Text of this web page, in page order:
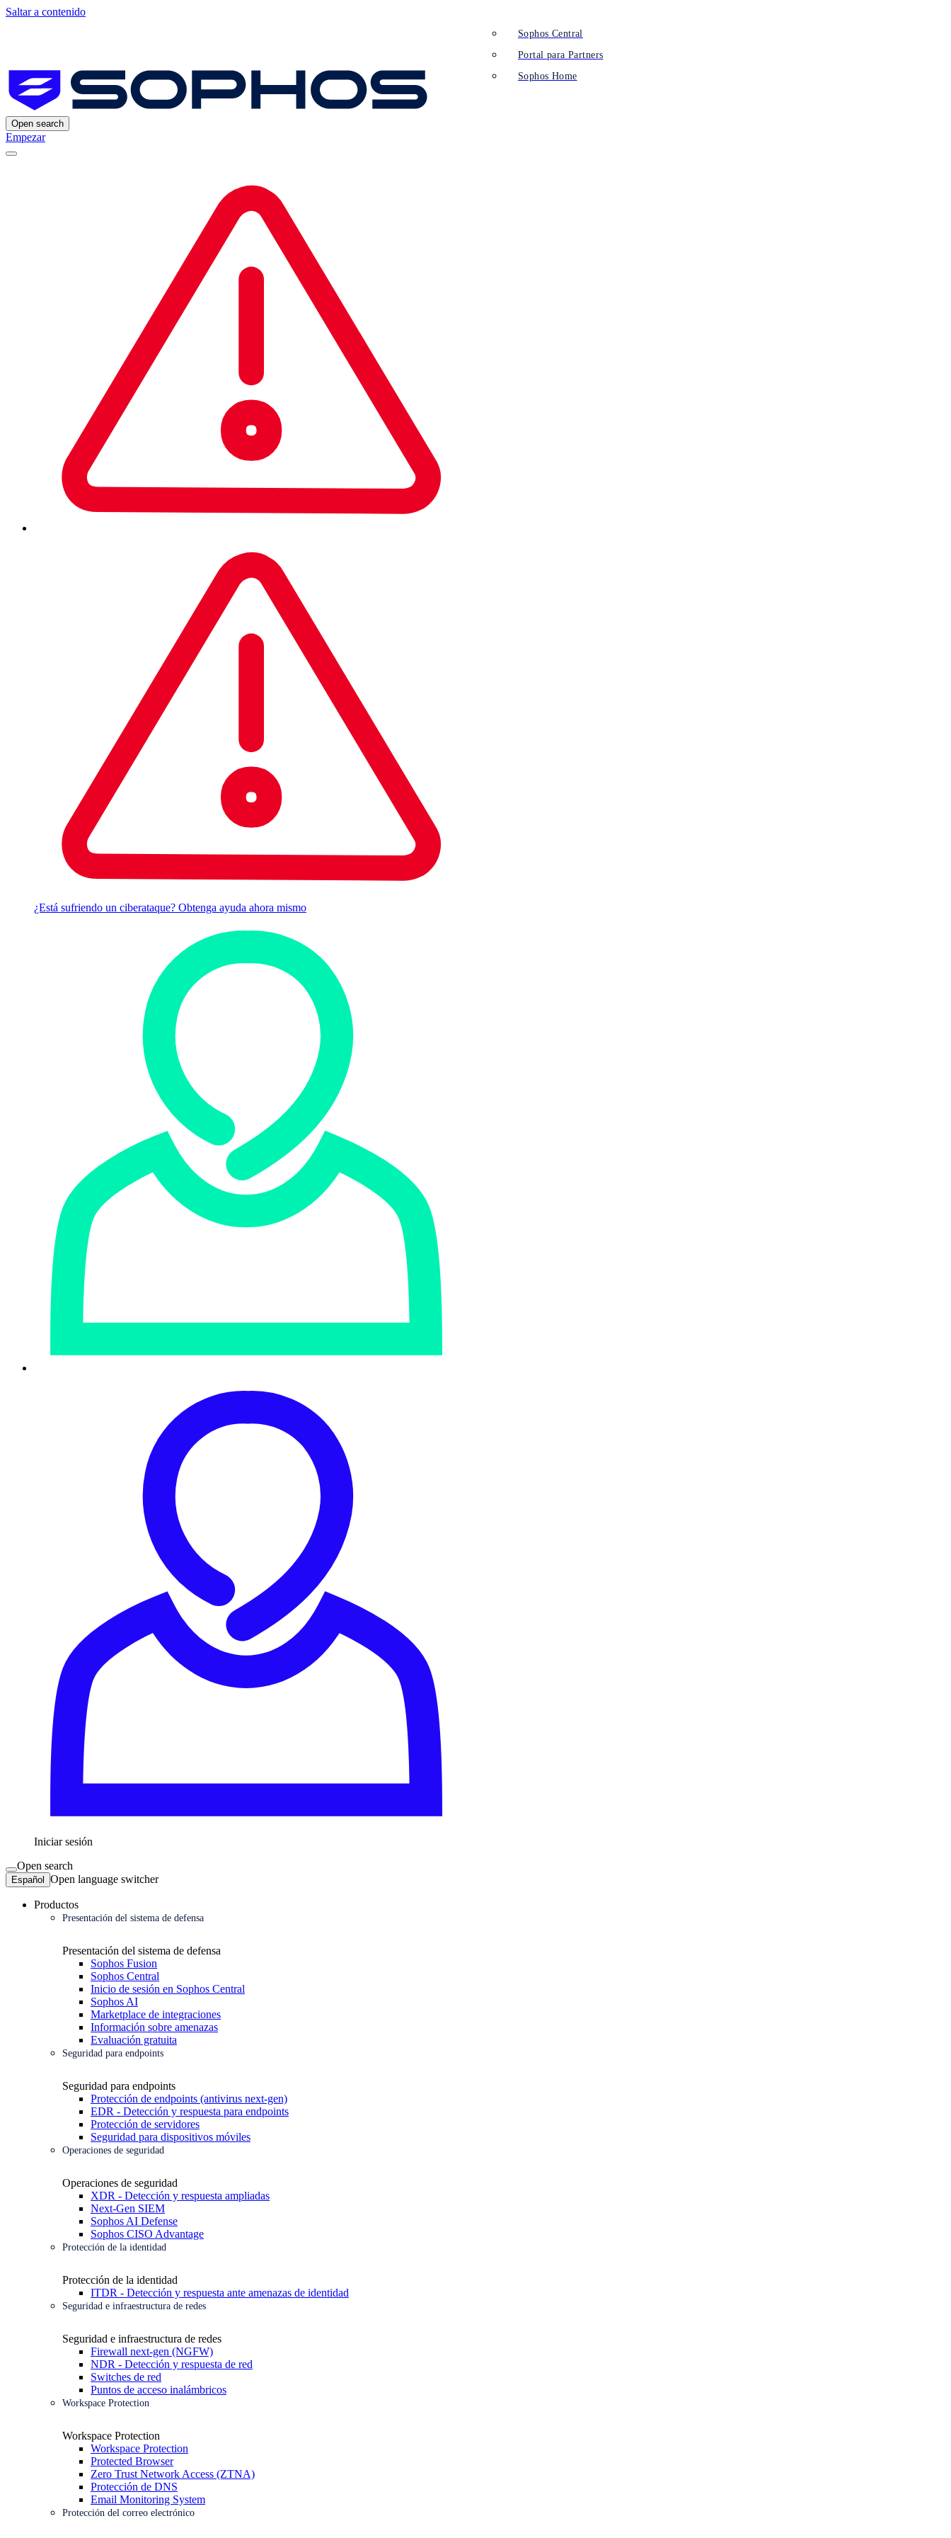
Saltar a contenido
Open search
Empezar
¿Está sufriendo un ciberataque? Obtenga ayuda ahora mismo
Iniciar sesión
Sophos Central
Portal para Partners
Sophos Home
Open search
Español Open language switcher
Productos
Presentación del sistema de defensa
Presentación del sistema de defensa
Sophos Fusion
Sophos Central
Inicio de sesión en Sophos Central
Sophos AI
Marketplace de integraciones
Información sobre amenazas
Evaluación gratuita
Seguridad para endpoints
Seguridad para endpoints
Protección de endpoints (antivirus next-gen)
EDR - Detección y respuesta para endpoints
Protección de servidores
Seguridad para dispositivos móviles
Operaciones de seguridad
Operaciones de seguridad
XDR - Detección y respuesta ampliadas
Next-Gen SIEM
Sophos AI Defense
Sophos CISO Advantage
Protección de la identidad
Protección de la identidad
ITDR - Detección y respuesta ante amenazas de identidad
Seguridad e infraestructura de redes
Seguridad e infraestructura de redes
Firewall next-gen (NGFW)
NDR - Detección y respuesta de red
Switches de red
Puntos de acceso inalámbricos
Workspace Protection
Workspace Protection
Workspace Protection
Protected Browser
Zero Trust Network Access (ZTNA)
Protección de DNS
Email Monitoring System
Protección del correo electrónico